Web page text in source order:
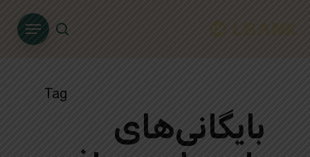
Menu
Tag
بایگانی‌های